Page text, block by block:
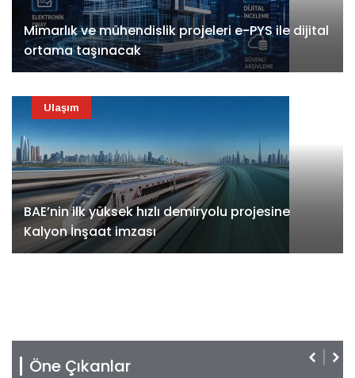
Mimarlık ve mühendislik projeleri e-PYS ile dijital
ortama taşınacak
BAE’nin ilk yüksek hızlı demiryolu projesine
Kalyon İnşaat imzası
Ulaşım
Öne Çıkanlar